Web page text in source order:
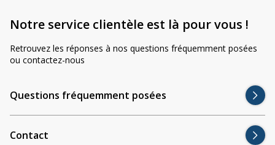
Notre service clientèle est là pour vous !
Retrouvez les réponses à nos questions fréquemment posées
ou contactez-nous
Questions fréquemment posées
Contact